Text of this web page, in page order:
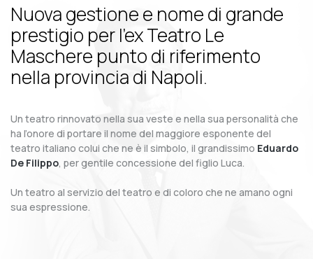
Nuova gestione e nome di grande
prestigio per l’ex Teatro Le
Maschere punto di riferimento
nella provincia di Napoli.
Un teatro rinnovato nella sua veste e nella sua personalità che
ha l’onore di portare il nome del maggiore esponente del
teatro italiano colui che ne è il simbolo, il grandissimo Eduardo
De Filippo, per gentile concessione del figlio Luca.
Un teatro al servizio del teatro e di coloro che ne amano ogni
sua espressione.